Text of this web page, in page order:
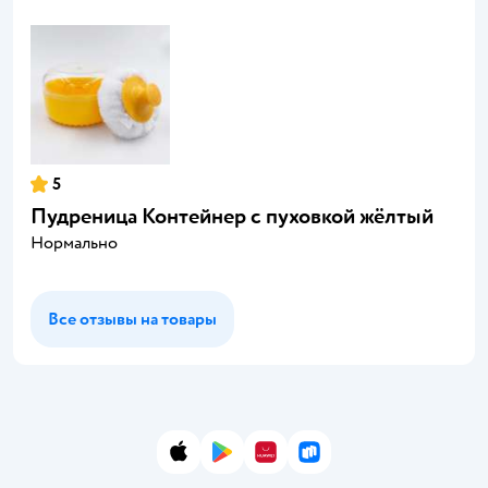
5
Пудреница Контейнер с пуховкой жёлтый
Нормально
Все отзывы на товары
App StoreGoogle Play
AppGallery
RuStore